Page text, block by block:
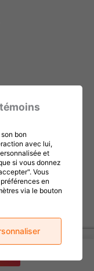
bon
avec lui,
et
si vous donnez
Vous
en
via le bouton